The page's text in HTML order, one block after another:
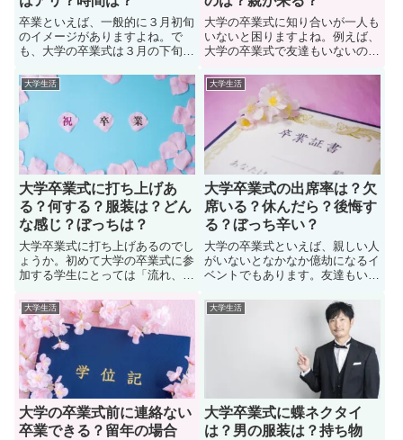
卒業といえば、一般的に３月初旬
のイメージがありますよね。で
も、大学の卒業式は３月の下旬で
か。高校の卒業式は3月初旬に対
して、大学は３月の２０日など、
なぜ大学の卒業式は中学や高校に
対して、開催時期が遅いのか？気
になっている人も多い。では、ペ
ージを読み進めて詳しく見ていこ
う
大学の卒業式に知り合いが一人も
いないと困りますよね。例えば、
大学の卒業式で友達もいないの
て時間を過ごしたら良いか？人に
よっては親も来るから心配かけた
くなくて、ぼっちだと思われたく
ない学生も多い。では大学の卒業
式にぼっちの過ごし方はどうした
ら良いのか？詳しく見ていこう
大学生活
大学卒業式に打ち上げあ
る？何する？服装は？どん
な感じ？ぼっちは？
大学卒業式に打ち上げあるのでし
ょうか。初めて大学の卒業式に参
加する学生にとっては「流れ、何
よ。事実、今度、大学の卒業式が
あるのだが、友達がいないので、
卒業式後の打ち上げに関する情報
を色々としておきたい学生も多
い。では、大学卒業式に打ち上げ
あるのか？詳しく見ていきましょ
う
大学生活
大学卒業式の出席率は？欠
席いる？休んだら？後悔す
る？ぼっち辛い？
大学の卒業式といえば、親しい人
がいないとなかなか億劫になるイ
ベントでもあります。友達もいな
るか？欠席するか？」迷ってお
り、休んだデメリットや会場の雰
囲気などについて知りたい学生も
多い。そんな卒業式はどのくらい
の大学生が参加するのか。ここで
は大学卒業式の出席率について紹
大学生活
大学の卒業式前に連絡ない
卒業できる？留年の場合
大学生活
大学卒業式に蝶ネクタイ
は？男の服装は？持ち物